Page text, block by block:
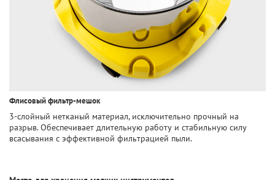
Флисовый фильтр-мешок
3-слойный нетканый материал, исключительно прочный на
разрыв. Обеспечивает длительную работу и стабильную силу
всасывания с эффективной фильтрацией пыли.